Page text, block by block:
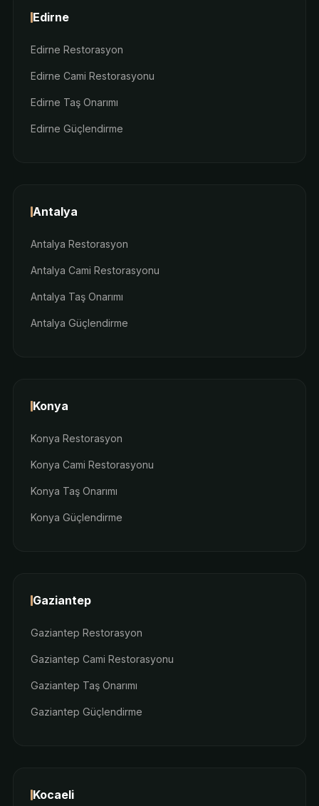
Edirne
Edirne Restorasyon
Edirne Cami Restorasyonu
Edirne Taş Onarımı
Edirne Güçlendirme
Antalya
Antalya Restorasyon
Antalya Cami Restorasyonu
Antalya Taş Onarımı
Antalya Güçlendirme
Konya
Konya Restorasyon
Konya Cami Restorasyonu
Konya Taş Onarımı
Konya Güçlendirme
Gaziantep
Gaziantep Restorasyon
Gaziantep Cami Restorasyonu
Gaziantep Taş Onarımı
Gaziantep Güçlendirme
Kocaeli